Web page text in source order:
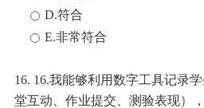
D.符合
E.非常符合
16. 16.我能够利用数字工具记录
堂互动、作业提交、测验表现）